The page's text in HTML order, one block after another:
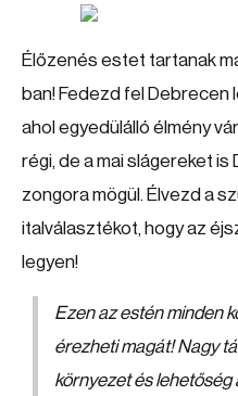
Élőzenés estet tartanak
ban! Fedezd fel Debrecen
ahol egyedülálló élmény
régi, de a mai slágereket
zongora mögül. Élvezd a
italválasztékot, hogy az
legyen!
Ezen az estén minden
érezheti magát! Nagy
környezet és lehetőség